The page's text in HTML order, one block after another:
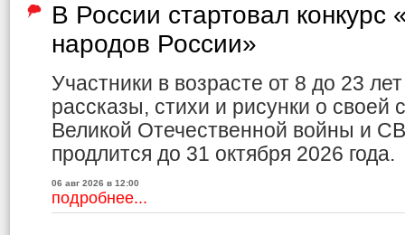
В России стартовал
народов России»
Участники в возрасте от 8 до 23
рассказы, стихи и рисунки о своей
Великой Отечественной войны и
продлится до 31 октября 2026 года.
06 авг 2026 в 12:00
подробнее...